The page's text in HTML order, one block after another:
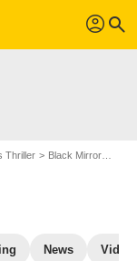
profil search
Thriller Black Mirror
News